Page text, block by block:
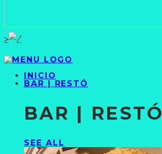
>
INICIO
BAR | RESTÓ
BAR | RESTÓ
SEE ALL